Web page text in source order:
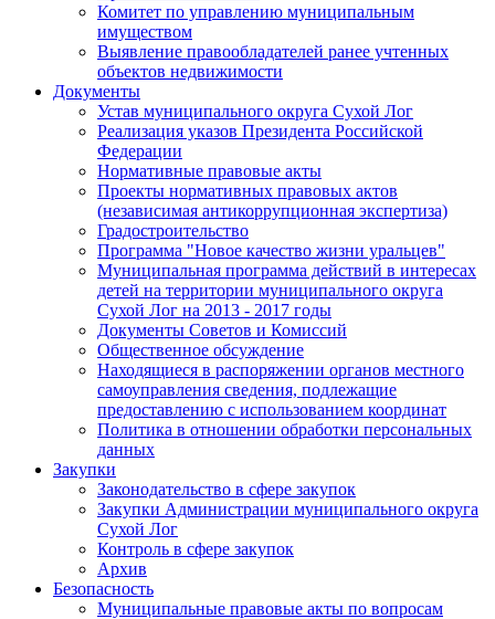
Комитет по управлению муниципальным
имуществом
Выявление правообладателей ранее учтенных
объектов недвижимости
Документы
Устав муниципального округа Сухой Лог
Реализация указов Президента Российской
Федерации
Нормативные правовые акты
Проекты нормативных правовых актов
(независимая антикоррупционная экспертиза)
Градостроительство
Программа "Новое качество жизни уральцев"
Муниципальная программа действий в интересах
детей на территории муниципального округа
Сухой Лог на 2013 - 2017 годы
Документы Советов и Комиссий
Общественное обсуждение
Находящиеся в распоряжении органов местного
самоуправления сведения, подлежащие
предоставлению с использованием координат
Политика в отношении обработки персональных
данных
Закупки
Законодательство в сфере закупок
Закупки Администрации муниципального округа
Сухой Лог
Контроль в сфере закупок
Архив
Безопасность
Муниципальные правовые акты по вопросам